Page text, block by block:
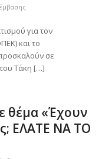
για τον
και το
σε
Τάκη […]
θέμα «Έχουν
ΕΛΑΤΕ ΝΑ ΤΟ